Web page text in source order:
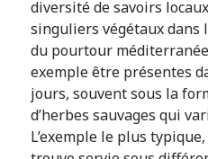
diversité de savoirs locaux
singuliers végétaux dans
du pourtour
exemple être présentes
jours, souvent sous la
d’herbes sauvages qui
L’exemple le plus typique,